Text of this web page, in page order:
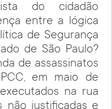
do cidadão
entre a lógica
de Segurança
de São Paulo?
de assassinatos
em maio de
na rua
não justificadas e